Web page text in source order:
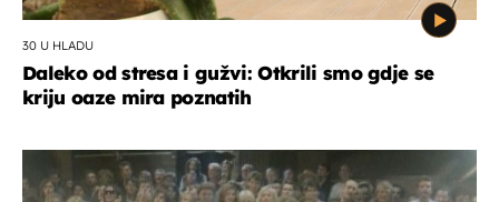
30 U HLADU
Daleko od stresa i gužvi: Otkrili smo gdje se
kriju oaze mira poznatih